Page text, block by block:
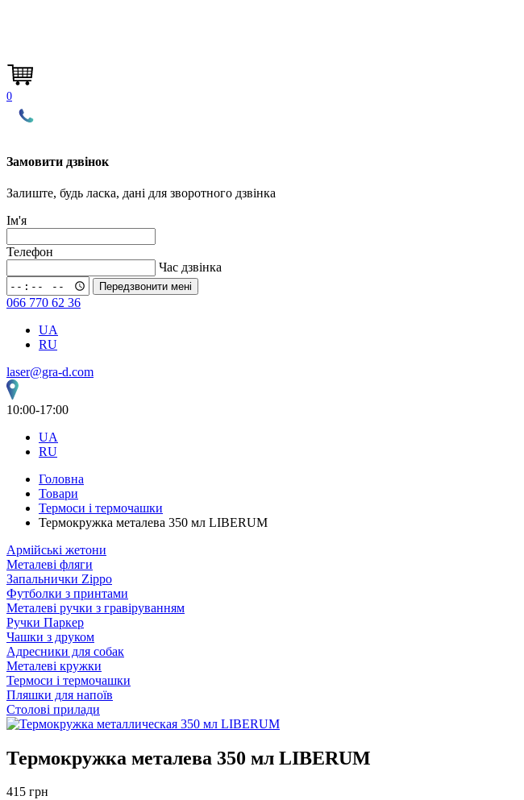
0
Замовити дзвінок
Залиште, будь ласка, дані для зворотного дзвінка
Ім'я
Телефон
Час дзвінка
Передзвонити мені
066 770 62 36
UA
RU
laser@gra-d.com
10:00-17:00
UA
RU
Головна
Товари
Термоси і термочашки
Термокружка металева 350 мл LIBERUM
Армійські жетони
Металеві фляги
Запальнички Zippo
Футболки з принтами
Металеві ручки з гравіруванням
Ручки Паркер
Чашки з друком
Адресники для собак
Металеві кружки
Термоси і термочашки
Пляшки для напоїв
Столові прилади
Термокружка металева 350 мл LIBERUM
415 грн